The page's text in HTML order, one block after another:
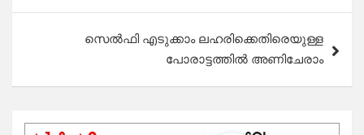
സെൽഫി എടുക്കാം ലഹരിക്കെതിരെയുള്ള
പോരാട്ടത്തിൽ അണിചേരാം